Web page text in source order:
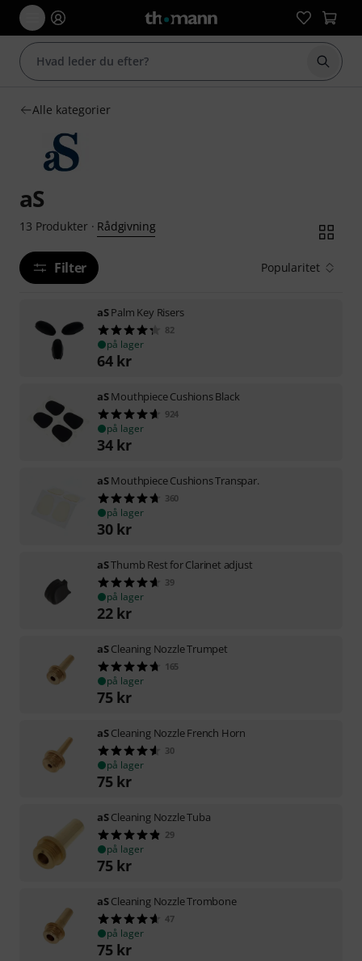
Start
Alle kategorier
aS
13 Produkter· Rådgivning
Filter Popularitet
aSPalm Key Risers
82
på lager
64 kr
aSMouthpiece Cushions Black
924
på lager
34 kr
aSMouthpiece Cushions Transpar.
360
på lager
30 kr
aSThumb Rest for Clarinet adjust
39
på lager
22 kr
aSCleaning Nozzle Trumpet
165
på lager
75 kr
aSCleaning Nozzle French Horn
30
på lager
75 kr
aSCleaning Nozzle Tuba
29
på lager
75 kr
aSCleaning Nozzle Trombone
47
på lager
75 kr